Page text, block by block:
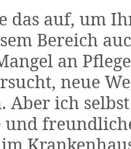
das auf, um
Bereich
an
neue
Aber ich